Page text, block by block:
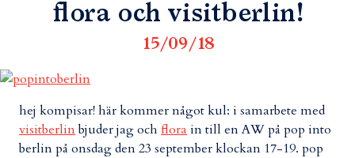
flora och visitberlin!
15/09/18
hej kompisar! här kommer något kul: i samarbete med
visitberlinbjuder jag och flora in till en AW på pop into
berlin på onsdag den 23 september klockan 17-19. pop